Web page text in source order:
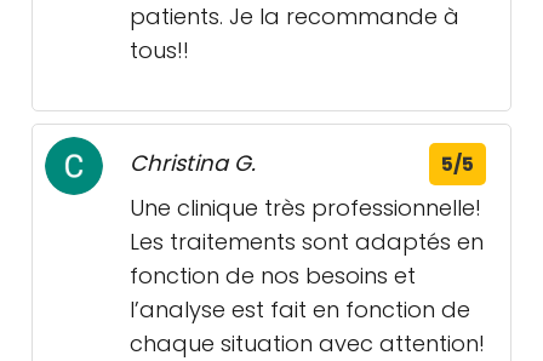
patients. Je la recommande à
tous!!
Christina G. 5/5
Une clinique très professionnelle!
Les traitements sont adaptés en
fonction de nos besoins et
l’analyse est fait en fonction de
chaque situation avec attention!